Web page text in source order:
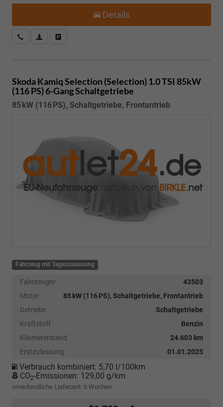
Details
Kostenloser Rückruf-Service
PDF-Datei, Fahrzeugexposé drucken
Skoda KamiqSelection (Selection) 1.0 TSI 85kW
(116 PS) 6-Gang Schaltgetriebe
85 kW (116 PS), Schaltgetriebe, Frontantrieb
Fahrzeug mit Tageszulassung
Fahrzeugnr.
43503
Motor
85 kW (116 PS), Schaltgetriebe, Frontantrieb
Getriebe
Schaltgetriebe
Kraftstoff
Benzin
Kilometerstand
24.603 km
Erstzulassung
01.01.2025
Verbrauch kombiniert: 5,70 l/100km
CO2-Emissionen: 129,00 g/km
unverbindliche Lieferzeit: 6 Wochen